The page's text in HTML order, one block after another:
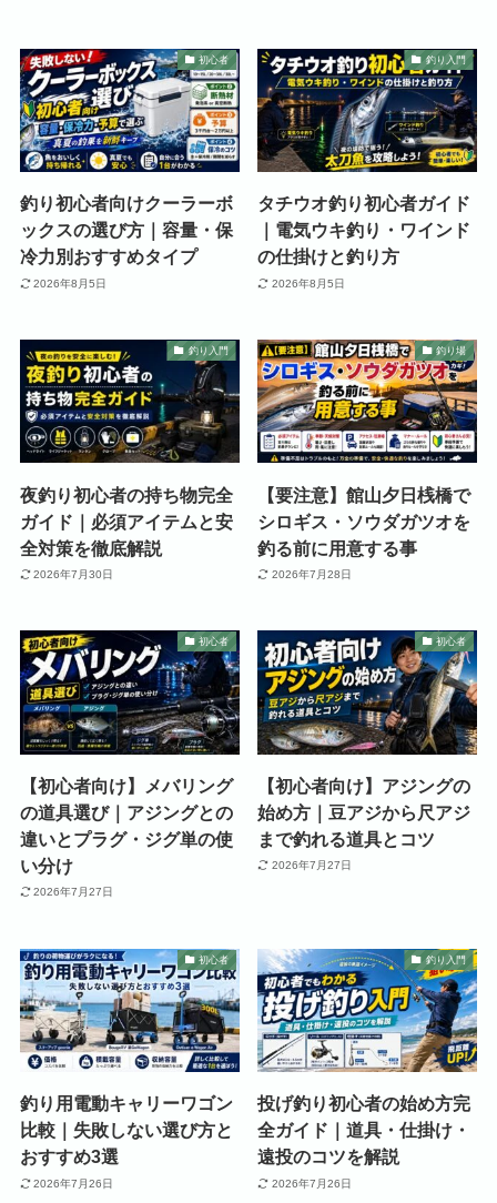
初心者
釣り初心者向けクーラーボ
ックスの選び方｜容量・保
冷力別おすすめタイプ
2026年8月5日
釣り入門
タチウオ釣り初心者ガイド
｜電気ウキ釣り・ワインド
の仕掛けと釣り方
2026年8月5日
釣り入門
夜釣り初心者の持ち物完全
ガイド｜必須アイテムと安
全対策を徹底解説
2026年7月30日
釣り場
【要注意】館山夕日桟橋で
シロギス・ソウダガツオを
釣る前に用意する事
2026年7月28日
初心者
【初心者向け】メバリング
の道具選び｜アジングとの
違いとプラグ・ジグ単の使
い分け
2026年7月27日
初心者
【初心者向け】アジングの
始め方｜豆アジから尺アジ
まで釣れる道具とコツ
2026年7月27日
初心者
釣り用電動キャリーワゴン
比較｜失敗しない選び方と
おすすめ3選
2026年7月26日
釣り入門
投げ釣り初心者の始め方完
全ガイド｜道具・仕掛け・
遠投のコツを解説
2026年7月26日